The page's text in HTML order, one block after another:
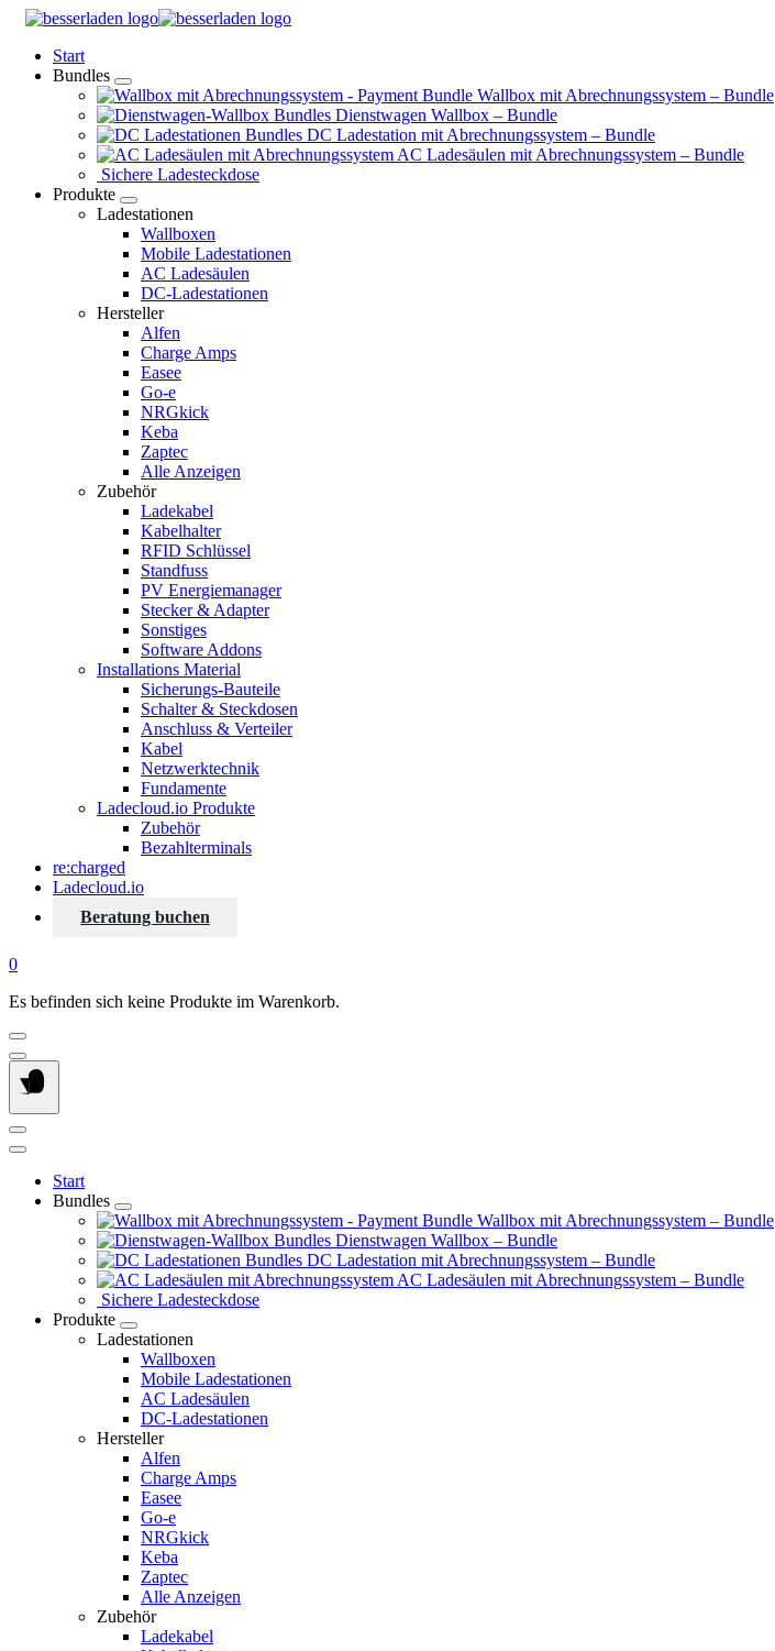
Springe
Inhalt
Start
Bundles
Wallbox mit Abrechnungssystem – Bundle
Dienstwagen Wallbox – Bundle
DC Ladestation mit Abrechnungssystem – Bundle
AC Ladesäulen mit Abrechnungssystem – Bundle
Sichere Ladesteckdose
Produkte
Ladestationen
Wallboxen
Mobile Ladestationen
AC Ladesäulen
DC-Ladestationen
Hersteller
Alfen
Charge Amps
Easee
Go-e
NRGkick
Keba
Zaptec
Alle Anzeigen
Zubehör
Ladekabel
Kabelhalter
RFID Schlüssel
Standfuss
PV Energiemanager
Stecker & Adapter
Sonstiges
Software Addons
Installations Material
Sicherungs-Bauteile
Schalter & Steckdosen
Anschluss & Verteiler
Kabel
Netzwerktechnik
Fundamente
Ladecloud.io Produkte
Zubehör
Bezahlterminals
re:charged
Ladecloud.io
Beratung buchen
0
Es befinden sich keine Produkte im Warenkorb.
Start
Bundles
Wallbox mit Abrechnungssystem – Bundle
Dienstwagen Wallbox – Bundle
DC Ladestation mit Abrechnungssystem – Bundle
AC Ladesäulen mit Abrechnungssystem – Bundle
Sichere Ladesteckdose
Produkte
Ladestationen
Wallboxen
Mobile Ladestationen
AC Ladesäulen
DC-Ladestationen
Hersteller
Alfen
Charge Amps
Easee
Go-e
NRGkick
Keba
Zaptec
Alle Anzeigen
Zubehör
Ladekabel